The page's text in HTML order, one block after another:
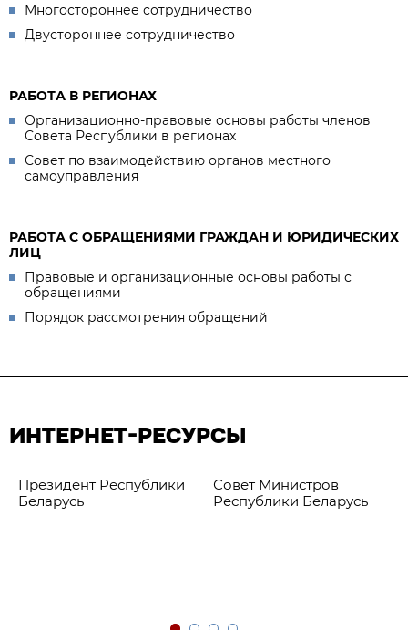
Многостороннее сотрудничество
Двустороннее сотрудничество
РАБОТА В РЕГИОНАХ
Организационно-правовые основы работы членов
Совета Республики в регионах
Совет по взаимодействию органов местного
самоуправления
РАБОТА С ОБРАЩЕНИЯМИ ГРАЖДАН И ЮРИДИЧЕСКИХ
ЛИЦ
Правовые и организационные основы работы с
обращениями
Порядок рассмотрения обращений
ИНТЕРНЕТ-РЕСУРСЫ
Президент Республики
Беларусь
Совет Министров
Республики Беларусь